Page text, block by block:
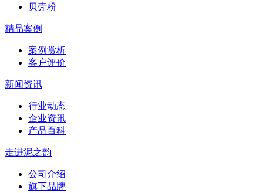
贝壳粉
精品案例
案例赏析
客户评价
新闻资讯
行业动态
企业资讯
产品百科
走进泥之韵
公司介绍
旗下品牌